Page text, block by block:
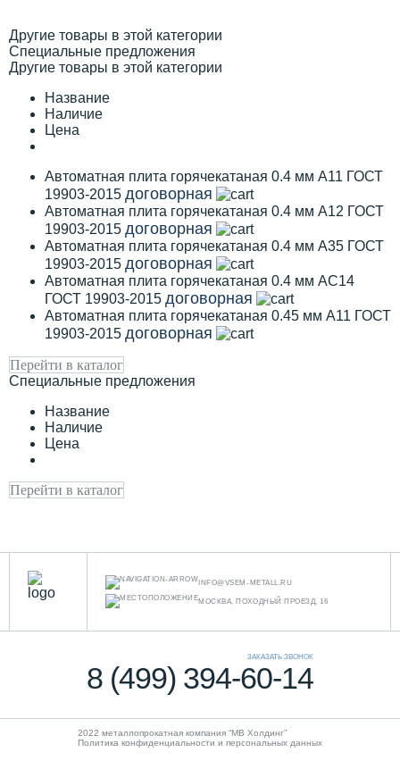
Другие товары в этой категории
Специальные предложения
Другие товары в этой категории
Название
Наличие
Цена
Автоматная плита горячекатаная 0.4 мм А11 ГОСТ
19903-2015 договорная
Автоматная плита горячекатаная 0.4 мм А12 ГОСТ
19903-2015 договорная
Автоматная плита горячекатаная 0.4 мм А35 ГОСТ
19903-2015 договорная
Автоматная плита горячекатаная 0.4 мм АС14
ГОСТ 19903-2015 договорная
Автоматная плита горячекатаная 0.45 мм А11 ГОСТ
19903-2015 договорная
Перейти в каталог
Специальные предложения
Название
Наличие
Цена
Перейти в каталог
INFO@VSEM-METALL.RU
МОСКВА, ПОХОДНЫЙ ПРОЕЗД, 16
ЗАКАЗАТЬ ЗВОНОК
8 (499) 394-60-14
2022 металлопрокатная компания “MB Холдинг”
Политика конфиденциальности и персональных данных